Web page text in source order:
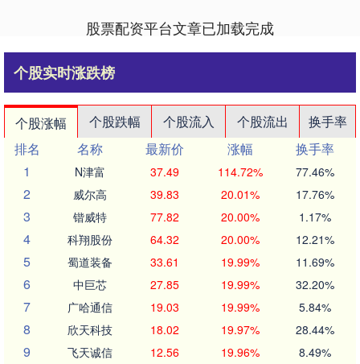
股票配资平台文章已加载完成
个股实时涨跌榜
个股涨幅 个股跌幅 个股流入 个股流出
换手率
排名
名称 最新价 涨幅
换手率
1
N津富 37.49 114.72% 77.46%
2 威尔高 39.83 20.01% 17.76%
3 锴威特 77.82 20.00% 1.17%
4 科翔股份 64.32 20.00% 12.21%
5 蜀道装备 33.61 19.99% 11.69%
6 中巨芯 27.85 19.99% 32.20%
7 广哈通信 19.03 19.99% 5.84%
8 欣天科技 18.02 19.97% 28.44%
9 飞天诚信 12.56 19.96% 8.49%